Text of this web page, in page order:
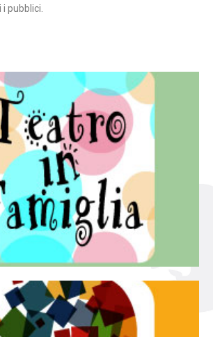
pubblici.
Teatro in famiglia
è una rassegna di teatro concepita
e godere del teatro all’intera
famiglia.
Continua